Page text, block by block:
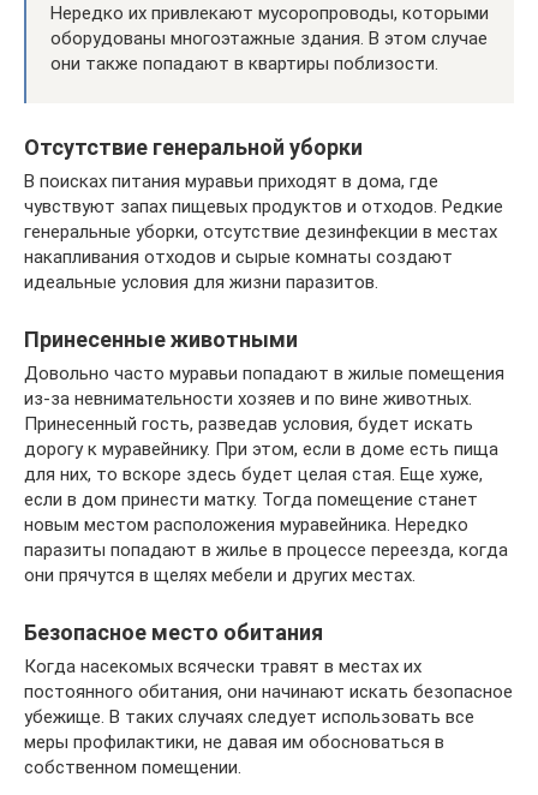
Нередко их привлекают мусоропроводы, которыми
оборудованы многоэтажные здания. В этом случае
они также попадают в квартиры поблизости.
Отсутствие генеральной уборки
В поисках питания муравьи приходят в дома, где
чувствуют запах пищевых продуктов и отходов. Редкие
генеральные уборки, отсутствие дезинфекции в местах
накапливания отходов и сырые комнаты создают
идеальные условия для жизни паразитов.
Принесенные животными
Довольно часто муравьи попадают в жилые помещения
из-за невнимательности хозяев и по вине животных.
Принесенный гость, разведав условия, будет искать
дорогу к муравейнику. При этом, если в доме есть пища
для них, то вскоре здесь будет целая стая. Еще хуже,
если в дом принести матку. Тогда помещение станет
новым местом расположения муравейника. Нередко
паразиты попадают в жилье в процессе переезда, когда
они прячутся в щелях мебели и других местах.
Безопасное место обитания
Когда насекомых всячески травят в местах их
постоянного обитания, они начинают искать безопасное
убежище. В таких случаях следует использовать все
меры профилактики, не давая им обосноваться в
собственном помещении.